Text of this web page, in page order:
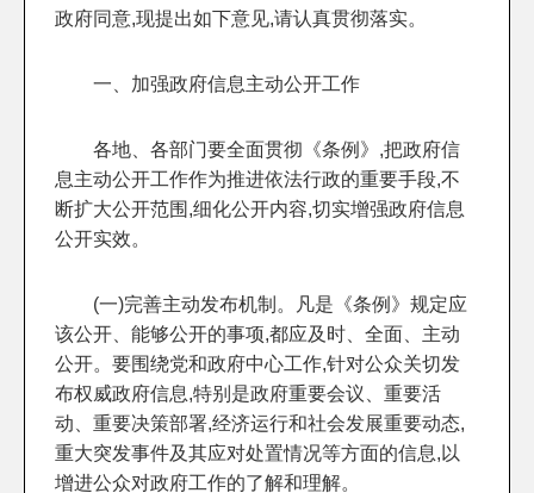
政府同意,现提出如下意见,请认真贯彻落实。
一、加强政府信息主动公开工作
各地、各部门要全面贯彻《条例》,把政府信
息主动公开工作作为推进依法行政的重要手段,不
断扩大公开范围,细化公开内容,切实增强政府信息
公开实效。
(一)完善主动发布机制。凡是《条例》规定应
该公开、能够公开的事项,都应及时、全面、主动
公开。要围绕党和政府中心工作,针对公众关切发
布权威政府信息,特别是政府重要会议、重要活
动、重要决策部署,经济运行和社会发展重要动态,
重大突发事件及其应对处置情况等方面的信息,以
增进公众对政府工作的了解和理解。